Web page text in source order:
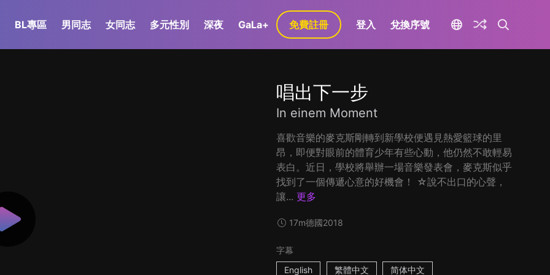
BL專區 男同志 女同志 多元性別 深夜 GaLa+ 免費註冊 登入 兌換序號
唱出下一步
In einem Moment
喜歡音樂的麥克斯剛轉到新學校便遇見熱愛籃球的里
昂，即便對眼前的體育少年有些心動，他仍然不敢輕易
表白。近日，學校將舉辦一場音樂發表會，麥克斯似乎
找到了一個傳遞心意的好機會！ ☆說不出口的心聲，
讓... 更多
17m德國2018
字幕
English
繁體中文 简体中文